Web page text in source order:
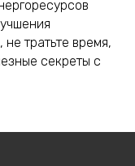
не тратьте время,
секреты с